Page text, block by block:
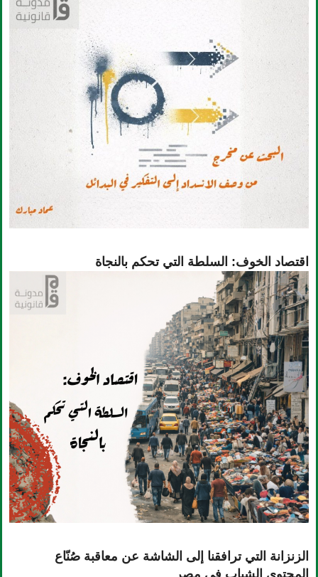
اقتصاد الخوف: السلطة التي تحكم بالنجاة
الزنزانة التي ترافقنا إلى الشاشة عن معاقبة صُنّاع